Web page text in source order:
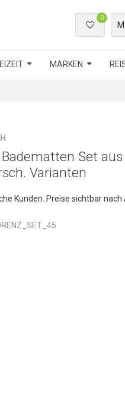
0
MARKEN
Set aus
Varianten
Kunden. Preise sichtbar nach